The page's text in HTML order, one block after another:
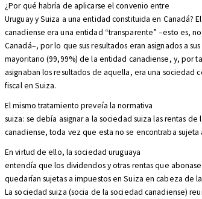
¿Por qué habría de aplicarse el convenio entre
Uruguay y Suiza a una entidad constituida en Canadá?
canadiense era una entidad “transparente” –esto es,
Canadá–, por lo que sus resultados eran asignados a sus
mayoritario (99,99%) de la entidad canadiense, y, por
asignaban los resultados de aquella, era una sociedad
fiscal en Suiza.
El mismo tratamiento preveía la normativa
suiza: se debía asignar a la sociedad suiza las rentas de
canadiense, toda vez que esta no se encontraba sujeta
En virtud de ello, la sociedad uruguaya
entendía que los dividendos y otras rentas que
quedarían sujetas a impuestos en Suiza en cabeza de
La sociedad suiza (socia de la sociedad canadiense)